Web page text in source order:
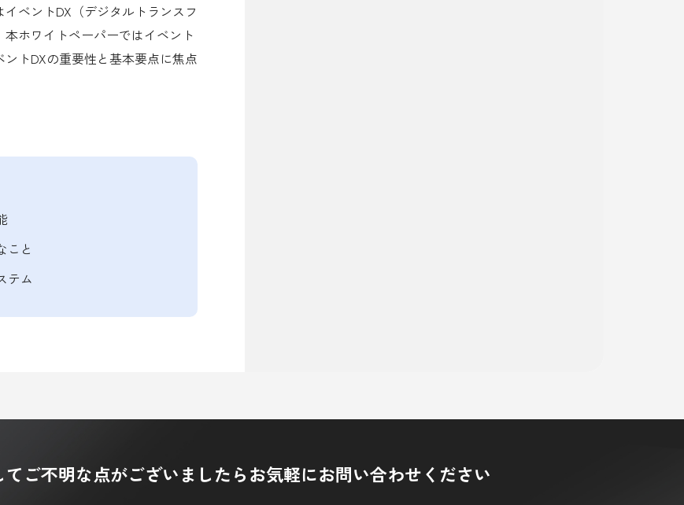
ベントDX（デジタルトランスフ
ホワイトペーパーではイベント
トDXの重要性と基本要点に焦点
こと
テム
てご不明な点がございましたらお気軽にお問い合わせください